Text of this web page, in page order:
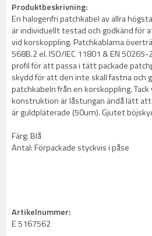
Produktbeskrivning:
En halogenfri patchkabel av allra
är individuellt testad och godkänd för
vid korskoppling. Patchkablarna
568B.2 el. ISO/IEC 11801 & EN
profil för att passa i tätt packade
skydd för att den inte skall fastna och
patchkabeln från en korskoppling.
konstruktion är låstungan ändå lätt
är guldpläterade (50um). Gjutet
Färg: Blå
Antal: Förpackade styckvis i påse
Artikelnummer:
E 5167562